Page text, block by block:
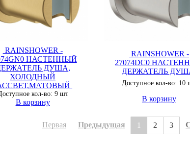
RAINSHOWER -
НАСТЕННЫЙ
ДУША,
ХОЛОДНЫЙ
кол-во: 9 шт
В корзину
RAINSHOWER -
27074DC0
ДЕРЖАТЕЛЬ
Доступное кол-во: 10
В корзину
Первая Предыдущая 1 2 3